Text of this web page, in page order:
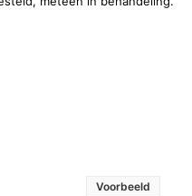
Voorbeeld